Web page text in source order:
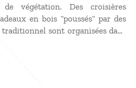
de végétation. Des croisières
en bois “poussés“ par des
sont organisées dans
et octobre. Outre la beauté des